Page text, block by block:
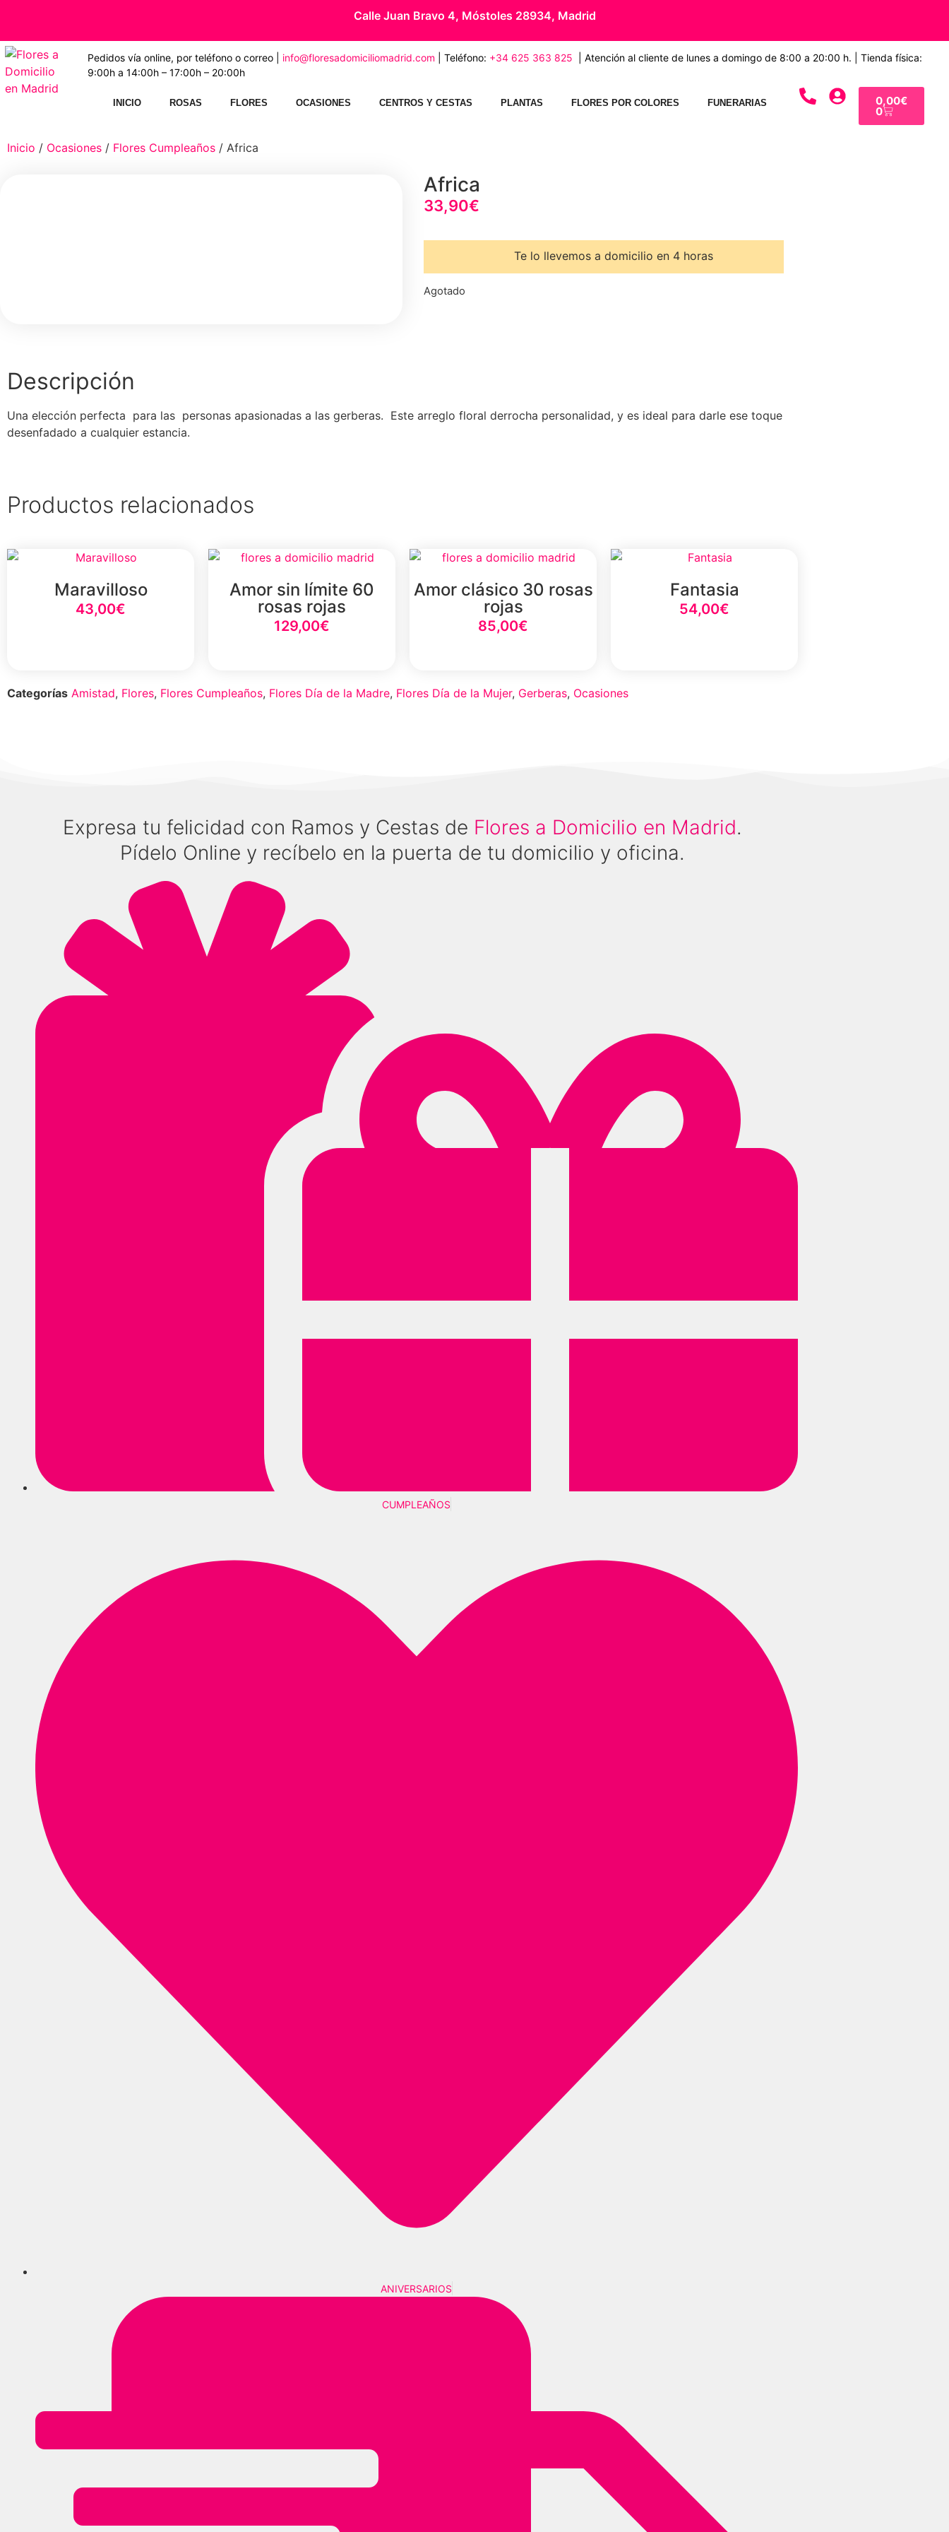
Calle Juan Bravo 4, Móstoles 28934, Madrid
Pedidos vía online, por teléfono o correo | info@floresadomiciliomadrid.com | Teléfono: +34 625 363 825 | Atención al cliente de lunes a domingo de 8:00 a 20:00 h. | Tienda física:
9:00h a 14:00h – 17:00h – 20:00h
INICIO ROSAS FLORES OCASIONES CENTROS Y CESTAS PLANTAS FLORES POR COLORES FUNERARIAS 0,00€
0
Inicio / Ocasiones / Flores Cumpleaños / Africa
Africa
33,90€
Te lo llevemos a domicilio en 4 horas
Agotado
Descripción
Una elección perfecta para las personas apasionadas a las gerberas. Este arreglo floral derrocha personalidad, y es ideal para darle ese toque
desenfadado a cualquier estancia.
Productos relacionados
Maravilloso
43,00€
Amor sin límite 60
rosas rojas
129,00€
Amor clásico 30 rosas
rojas
85,00€
Fantasia
54,00€
Categorías Amistad, Flores, Flores Cumpleaños, Flores Día de la Madre, Flores Día de la Mujer, Gerberas, Ocasiones
Expresa tu felicidad con Ramos y Cestas de Flores a Domicilio en Madrid.
Pídelo Online y recíbelo en la puerta de tu domicilio y oficina.
CUMPLEAÑOS
ANIVERSARIOS